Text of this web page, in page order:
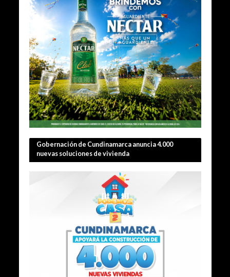
Gobernación de Cundinamarca anuncia 4.000
nuevas soluciones de vivienda